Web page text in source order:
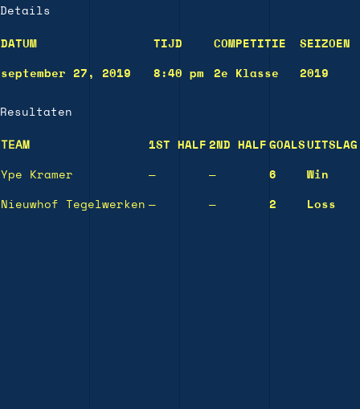
Details
DATUM TIJD COMPETITIE SEIZOEN
september 27, 2019 8:40 pm 2e Klasse 2019
Resultaten
TEAM 1ST HALF 2ND HALF GOALS UITSLAG
Ype Kramer — — 6 Win
Nieuwhof Tegelwerken — — 2 Loss